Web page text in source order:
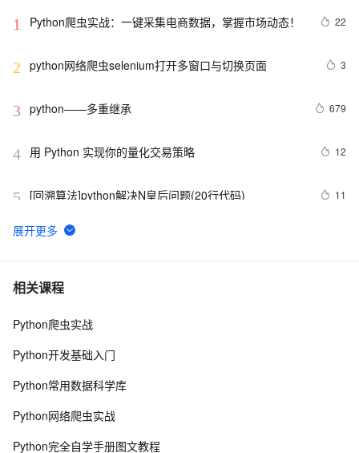
1 Python爬虫实战：一键采集电商数据，掌握市场动态！ 22
2 python网络爬虫selenium打开多窗口与切换页面 3
3 python——多重继承 679
4 用 Python 实现你的量化交易策略 12
5 [回溯算法]python解决N皇后问题(20行代码) 11
6 python_list
7 Python之计算24点
8 Python中的find()和count()方法详解
取二维码里的链接
10python 模块初始
相关课程
Python爬虫实战
Python开发基础入门
Python常用数据科学库
Python网络爬虫实战
Python完全自学手册图文教程